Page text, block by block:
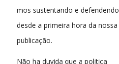
mos sustentando e defendendo
desde a primeira hora da nossa
publicação.
Não ha duvida que a politica